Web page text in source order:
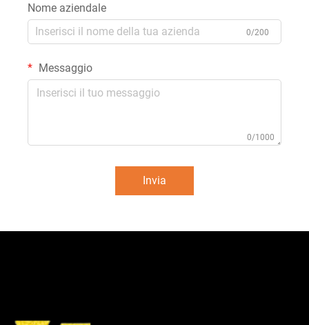
Nome aziendale
0/200
Messaggio
0/1000
Invia